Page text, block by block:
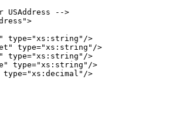
USAddress -->
type="xs:string"/>
type="xs:string"/>
type="xs:string"/>
type="xs:string"/>
type="xs:decimal"/>